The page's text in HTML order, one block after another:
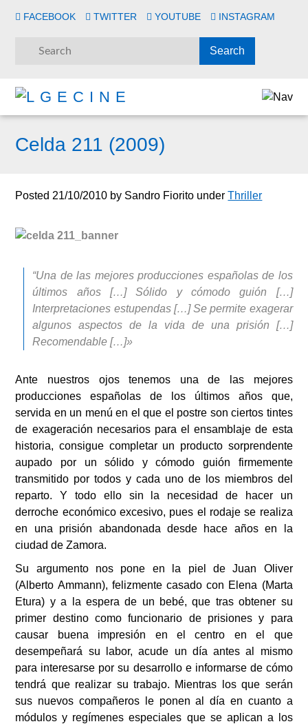
FACEBOOK TWITTER YOUTUBE INSTAGRAM
Celda 211 (2009)
Posted 21/10/2010 by Sandro Fiorito underThriller
“Una de las mejores producciones españolas de los
últimos años […] Sólido y cómodo guión […]
Interpretaciones estupendas […] Se permite exagerar
algunos aspectos de la vida de una prisión […]
Recomendable […]»
Ante nuestros ojos tenemos una de las mejores
producciones españolas de los últimos años que,
servida en un menú en el que el postre son ciertos tintes
de exageración necesarios para el ensamblaje de esta
historia, consigue completar un producto sorprendente
aupado por un sólido y cómodo guión firmemente
transmitido por todos y cada uno de los miembros del
reparto. Y todo ello sin la necesidad de hacer un
derroche económico excesivo, pues el rodaje se realiza
en una prisión abandonada desde hace años en la
ciudad de Zamora.
Su argumento nos pone en la piel de Juan Oliver
(Alberto Ammann), felizmente casado con Elena (Marta
Etura) y a la espera de un bebé, que tras obtener su
primer destino como funcionario de prisiones y para
causar buena impresión en el centro en el que
desempeñará su labor, acude un día antes al mismo
para interesarse por su desarrollo e informarse de cómo
tendrá que realizar su trabajo. Mientras los que serán
sus nuevos compañeros le ponen al día en cuanto a
módulos y regímenes especiales que se aplican a los